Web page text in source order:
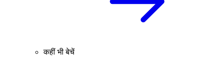
कहीं भी बेचें